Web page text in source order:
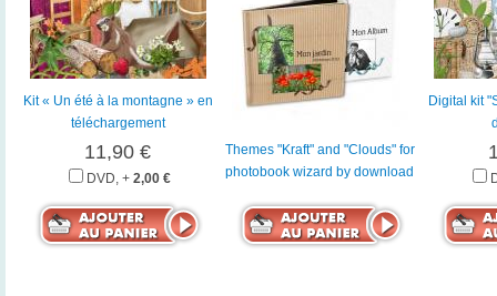
Kit « Un été à la montagne » en
téléchargement
11,90 €
DVD, + 2,00 €
Themes "Kraft" and "Clouds" for
photobook wizard by download
Digital kit